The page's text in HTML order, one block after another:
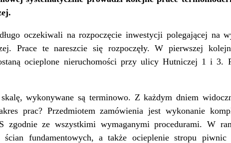
oczekiwali na rozpoczęcie inwestycji polegającej na
Prace te nareszcie się rozpoczęły. W pierwszej
ocieplone nieruchomości przy ulicy Hutniczej 1 i 3.
wykonywane są terminowo. Z każdym dniem
prac? Przedmiotem zamówienia jest wykonanie
ze wszystkimi wymaganymi procedurami. W
ścian fundamentowych, a także ocieplenie stropu piwnic